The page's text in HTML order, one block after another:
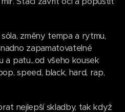
změny tempa a rytmu,
zapamatovatelné
a patu...od všeho kousek
speed, black, hard, rap,
nejlepší skladby, tak když